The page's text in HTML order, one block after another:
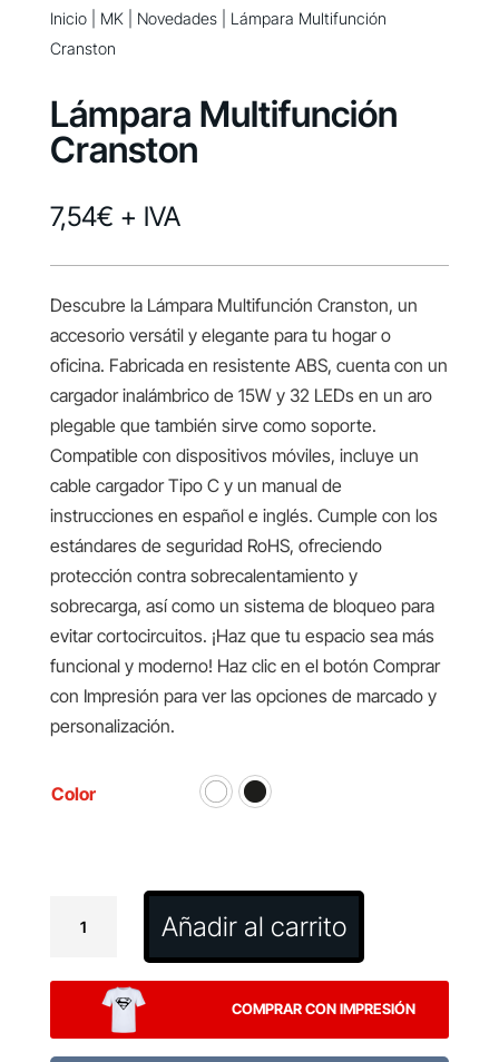
Inicio| MK| Novedades| Lámpara Multifunción
Cranston
Lámpara Multifunción
Cranston
7,54€ + IVA
Descubre la Lámpara Multifunción Cranston, un
accesorio versátil y elegante para tu hogar o
oficina. Fabricada en resistente ABS, cuenta con un
cargador inalámbrico de 15W y 32 LEDs en un aro
plegable que también sirve como soporte.
Compatible con dispositivos móviles, incluye un
cable cargador Tipo C y un manual de
instrucciones en español e inglés. Cumple con los
estándares de seguridad RoHS, ofreciendo
protección contra sobrecalentamiento y
sobrecarga, así como un sistema de bloqueo para
evitar cortocircuitos. ¡Haz que tu espacio sea más
funcional y moderno! Haz clic en el botón Comprar
con Impresión para ver las opciones de marcado y
personalización.
Color
Multifunción
cantidad
Añadir al carrito
COMPRAR CON IMPRESIÓN